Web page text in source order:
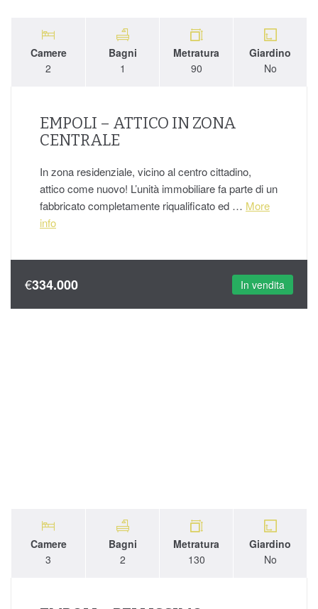
Camere
2
Bagni
1
Metratura
90
Giardino
No
EMPOLI – ATTICO IN ZONA
CENTRALE
In zona residenziale, vicino al centro cittadino,
attico come nuovo! L’unità immobiliare fa parte di un
fabbricato completamente riqualificato ed … More
info
€334.000 In vendita
Camere
3
Bagni
2
Metratura
130
Giardino
No